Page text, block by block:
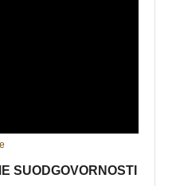
SUODGOVORNOSTI